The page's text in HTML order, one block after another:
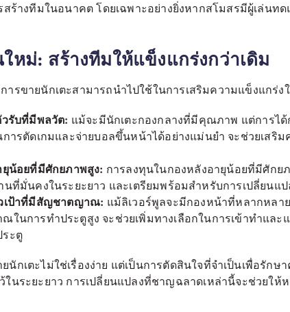
สร้างทีมในอนาคต โดยเฉพาะอย่างยิ่งหากสโมสรมีผู้เล่น
หม่: สร้างทีมให้แข็งแกร่งกว่าเดิม
ารขายนักเตะสามารถนำไปใช้ในการเสริมความแข็งแกร่ง
รับที่มีพลวัต: แม้จะมีนักเตะกองกลางที่มีคุณภาพ แต่การไ
ารตัดเกมและจ่ายบอลขึ้นหน้าได้อย่างแม่นยำ จะช่วยเสริ
ยุน้อยที่มีศักยภาพสูง: การลงทุนในกองหลังอายุน้อยที่มีศักย
ที่มั่นคงในระยะยาว และเตรียมพร้อมสำหรับการเปลี่ยนแ
เป้าที่มีสัญชาตญาณ: แม้ลิเวอร์พูลจะมีกองหน้าที่หลากหลา
ในการทำประตูสูง จะช่วยเพิ่มทางเลือกในการเข้าทำแล
ะตู
นักเตะไม่ใช่เรื่องง่าย แต่เป็นการตัดสินใจที่จำเป็นเพื่อรัก
ในระยะยาว การเปลี่ยนแปลงที่ชาญฉลาดเหล่านี้จะช่วยให้